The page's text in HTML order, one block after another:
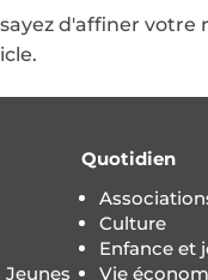
d'affiner votre
Quotidien
Culture
Enfance et
Vie